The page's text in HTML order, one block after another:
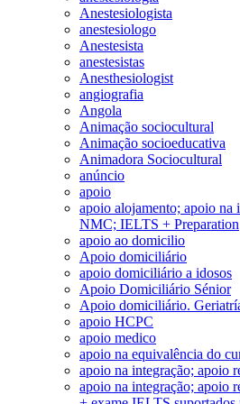
Anestesiologista
anestesiologo
Anestesista
anestesistas
Anesthesiologist
angiografia
Angola
Animação sociocultural
Animação socioeducativa
Animadora Sociocultural
anúncio
apoio
apoio alojamento; apoio na
NMC; IELTS + Preparation
apoio ao domicilio
Apoio domiciliário
apoio domiciliário a idosos
Apoio Domiciliário Sénior
Apoio domiciliário.
apoio HCPC
apoio medico
apoio na equivalência do
apoio na integração; apoio
apoio na integração; apoio